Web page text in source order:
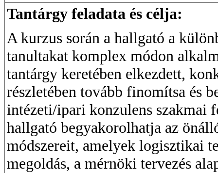
Tantárgy feladata és célja:
A kurzus során a hallgató a
tanultakat komplex módon
tantárgy keretében elkezdett,
részletében tovább finomítsa és
intézeti/ipari konzulens szakmai
hallgató begyakorolhatja az
módszereit, amelyek logisztikai
megoldás, a mérnöki tervezés